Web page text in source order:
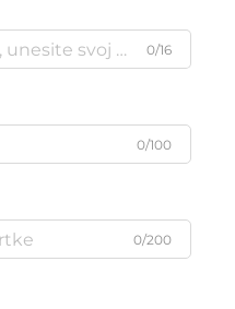
0/16
0/100
0/200